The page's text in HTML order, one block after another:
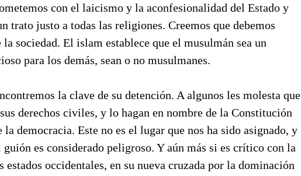
con el laicismo y la aconfesionalidad del Estado y
trato justo a todas las religiones. Creemos que debemos
sociedad. El islam establece que el musulmán sea un
para los demás, sean o no musulmanes.
la clave de su detención. A algunos les molesta que
derechos civiles, y lo hagan en nombre de la Constitución
democracia. Este no es el lugar que nos ha sido asignado, y
guión es considerado peligroso. Y aún más si es crítico con la
occidentales, en su nueva cruzada por la dominación